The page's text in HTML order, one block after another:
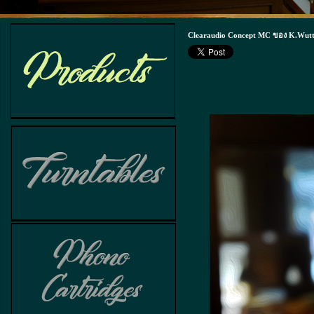
Clearaudio Concept MC ของ